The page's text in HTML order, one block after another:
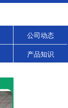
公司动态
产品知识